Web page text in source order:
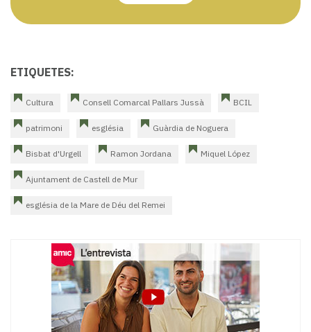
ETIQUETES:
Cultura Consell Comarcal Pallars Jussà BCIL
patrimoni església Guàrdia de Noguera
Bisbat d'Urgell Ramon Jordana Miquel López
Ajuntament de Castell de Mur
església de la Mare de Déu del Remei